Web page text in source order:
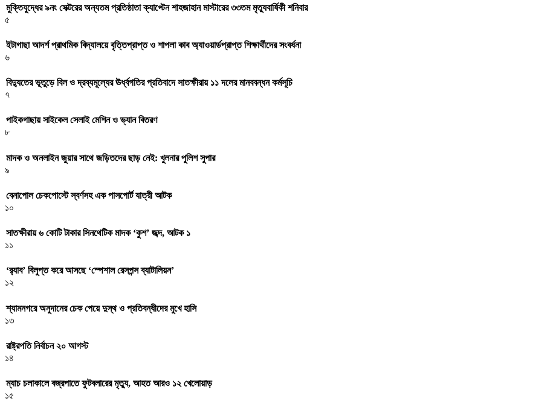
মুক্তিযুদ্ধের ৯নং সেক্টরের অন্যতম প্রতিষ্ঠাতা ক্যাপ্টেন শাহজাহান মাস্টারের ৩৩তম মৃত্যুবার্ষিকী শনিবার
৫
ইটাগাছা আদর্শ প্রাথমিক বিদ্যালয়ে বৃত্তিপ্রাপ্ত ও শাপলা কাব অ্যাওয়ার্ডপ্রাপ্ত শিক্ষার্থীদের সংবর্ধনা
৬
বিদ্যুতের ভূতুড়ে বিল ও দ্রব্যমূল্যের ঊর্ধ্বগতির প্রতিবাদে সাতক্ষীরায় ১১ দলের মানববন্ধন কর্মসূচি
৭
পাইকগাছায় সাইকেল সেলাই মেশিন ও ভ্যান বিতরণ
৮
মাদক ও অনলাইন জুয়ার সাথে জড়িতদের ছাড় নেই: খুলনার পুলিশ সুপার
৯
বেনাপোল চেকপোস্টে স্বর্ণসহ এক পাসপোর্ট যাত্রী আটক
১০
সাতক্ষীরায় ৬ কোটি টাকার সিনথেটিক মাদক ‘কুশ’ জব্দ, আটক ১
১১
‘র‌্যাব’ বিলুপ্ত করে আসছে ‘স্পেশাল রেসপন্স ব্যাটালিয়ন’
১২
শ্যামনগরে অনুদানের চেক পেয়ে দুস্থ ও প্রতিবন্ধীদের মুখে হাসি
১৩
রাষ্ট্রপতি নির্বাচন ২০ আগস্ট
১৪
ম্যাচ চলাকালে বজ্রপাতে ফুটবলারের মৃত্যু, আহত আরও ১২ খেলোয়াড়
১৫